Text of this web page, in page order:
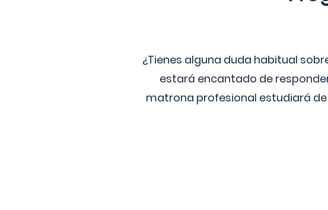
¿Tienes alguna duda habitual
estará encantado de
matrona profesional estudiará